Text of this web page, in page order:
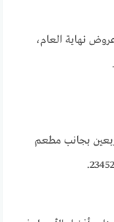
نهاية العام،
بجانب مطعم